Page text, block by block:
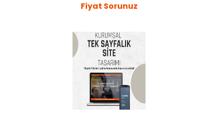
Fiyat Sorunuz